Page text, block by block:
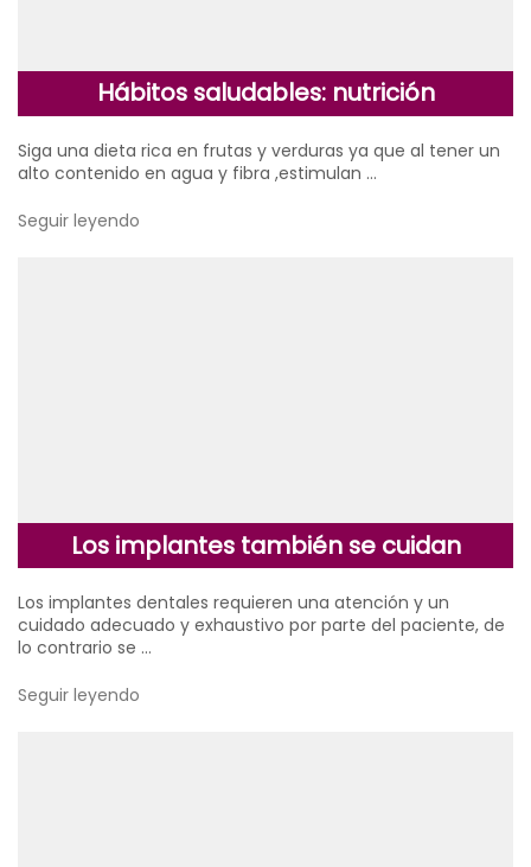
Hábitos saludables: nutrición
Siga una dieta rica en frutas y verduras ya que al tener un
alto contenido en agua y fibra ,estimulan …
Seguir leyendo
Los implantes también se cuidan
Los implantes dentales requieren una atención y un
cuidado adecuado y exhaustivo por parte del paciente, de
lo contrario se …
Seguir leyendo